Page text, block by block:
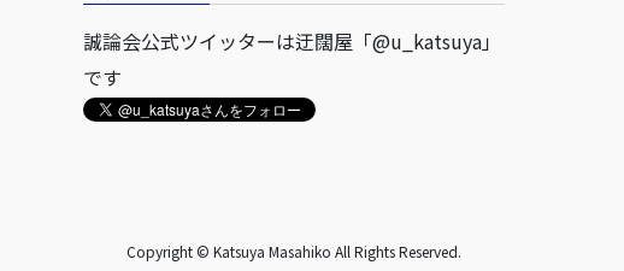
誠論会公式ツイッターは迂闊屋「@u_katsuya」
です
Copyright © Katsuya Masahiko All Rights Reserved.